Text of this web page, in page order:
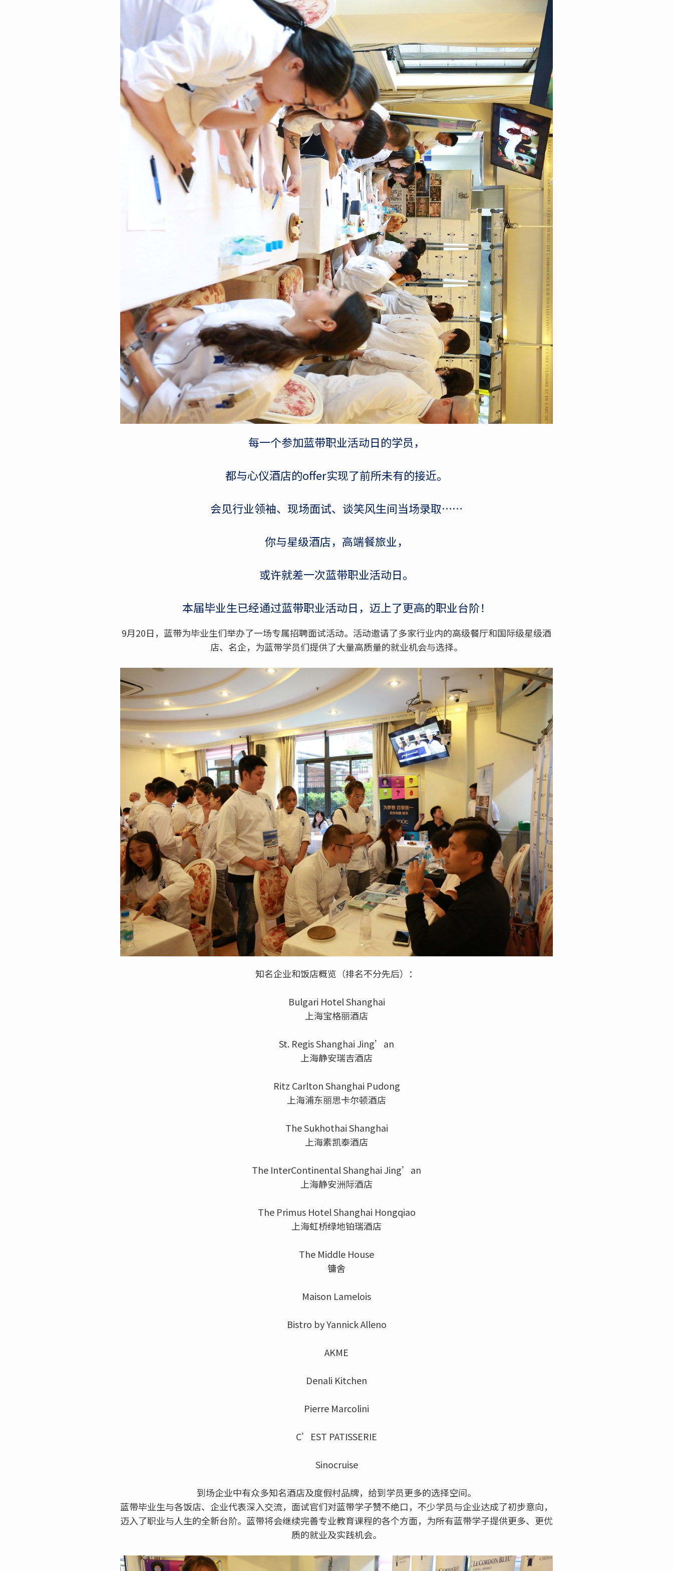
每一个参加蓝带职业活动日的学员，
都与心仪酒店的offer实现了前所未有的接近。
会见行业领袖、现场面试、谈笑风生间当场录取……
你与星级酒店，高端餐旅业，
或许就差一次蓝带职业活动日。
本届毕业生已经通过蓝带职业活动日，迈上了更高的职业台阶！
9月20日，蓝带为毕业生们举办了一场专属招聘面试活动。活动邀请了多家行业内的高级餐厅和国际级星级酒
店、名企，为蓝带学员们提供了大量高质量的就业机会与选择。
知名企业和饭店概览（排名不分先后）：
Bulgari Hotel Shanghai
上海宝格丽酒店
St. Regis Shanghai Jing’an
上海静安瑞吉酒店
Ritz Carlton Shanghai Pudong
上海浦东丽思卡尔顿酒店
The Sukhothai Shanghai
上海素凯泰酒店
The InterContinental Shanghai Jing’an
上海静安洲际酒店
The Primus Hotel Shanghai Hongqiao
上海虹桥绿地铂瑞酒店
The Middle House
镛舍
Maison Lamelois
Bistro by Yannick Alleno
AKME
Denali Kitchen
Pierre Marcolini
C’EST PATISSERIE
Sinocruise
到场企业中有众多知名酒店及度假村品牌，给到学员更多的选择空间。
蓝带毕业生与各饭店、企业代表深入交流，面试官们对蓝带学子赞不绝口，不少学员与企业达成了初步意向，
迈入了职业与人生的全新台阶。蓝带将会继续完善专业教育课程的各个方面，为所有蓝带学子提供更多、更优
质的就业及实践机会。